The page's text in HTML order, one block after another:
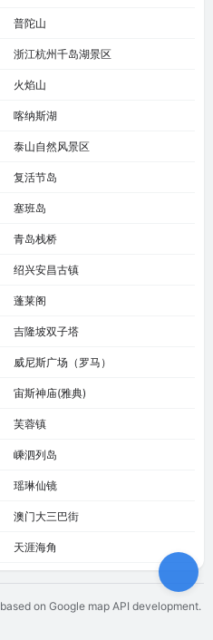
普陀山
浙江杭州千岛湖景区
火焰山
喀纳斯湖
泰山自然风景区
复活节岛
塞班岛
青岛栈桥
绍兴安昌古镇
蓬莱阁
吉隆坡双子塔
威尼斯广场（罗马）
宙斯神庙(雅典)
芙蓉镇
嵊泗列岛
瑶琳仙镜
澳门大三巴街
天涯海角
based on Google map API development.